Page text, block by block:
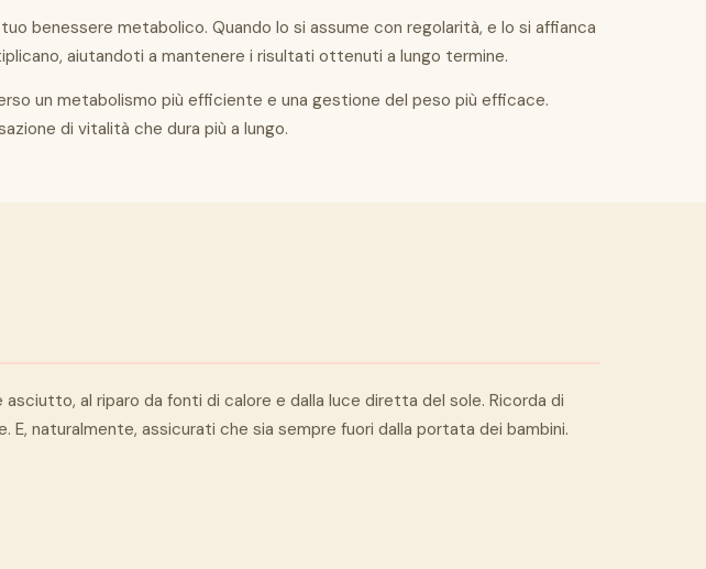
benessere metabolico. Quando lo si assume con regolarità, e lo si affianca
aiutandoti a mantenere i risultati ottenuti a lungo termine.
un metabolismo più efficiente e una gestione del peso più efficace.
di vitalità che dura più a lungo.
al riparo da fonti di calore e dalla luce diretta del sole. Ricorda di
naturalmente, assicurati che sia sempre fuori dalla portata dei bambini.